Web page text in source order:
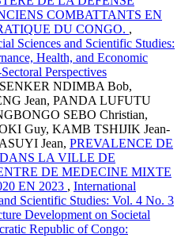
COMBATTANTS EN
DU CONGO. ,
Sciences and Scientific Studies:
Health, and Economic
Perspectives
NDIMBA Bob,
Jean, PANDA LUFUTU
SEBO Christian,
Guy, KAMB TSHIJIK Jean-
Jean, PREVALENCE DE
LA VILLE DE
DE MEDECINE MIXTE
EN 2023 , International
Scientific Studies: Vol. 4 No. 3
Development on Societal
Republic of Congo: